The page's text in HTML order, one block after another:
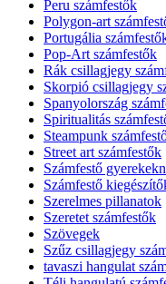
Peru számfestők
Polygon-art
Portugália
Pop-Art számfestők
Rák csillagjegy
Skorpió csillagjegy
Spanyolország
Spiritualitás
Steampunk
Street art számfestők
Számfestő
Számfestő
Szerelmes pillanatok
Szeretet számfestők
Szövegek
Szűz csillagjegy
tavaszi hangulat